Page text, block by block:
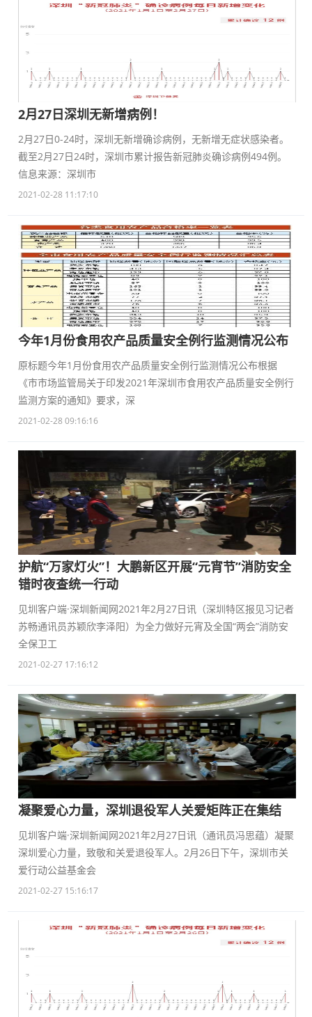
2月27日深圳无新增病例！
2月27日0-24时，深圳无新增确诊病例，无新增无症状感染者。
截至2月27日24时，深圳市累计报告新冠肺炎确诊病例494例。
信息来源：深圳市
2021-02-28 11:17:10
今年1月份食用农产品质量安全例行监测情况公布
原标题今年1月份食用农产品质量安全例行监测情况公布根据
《市市场监管局关于印发2021年深圳市食用农产品质量安全例行
监测方案的通知》要求，深
2021-02-28 09:16:16
护航“万家灯火”！大鹏新区开展“元宵节”消防安全
错时夜查统一行动
见圳客户端·深圳新闻网2021年2月27日讯（深圳特区报见习记者
苏畅通讯员苏颖欣李泽阳）为全力做好元宵及全国“两会”消防安
全保卫工
2021-02-27 17:16:12
凝聚爱心力量，深圳退役军人关爱矩阵正在集结
见圳客户端·深圳新闻网2021年2月27日讯（通讯员冯思蕴）凝聚
深圳爱心力量，致敬和关爱退役军人。2月26日下午，深圳市关
爱行动公益基金会
2021-02-27 15:16:17